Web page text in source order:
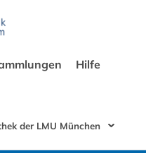
Hilfe
der LMU München